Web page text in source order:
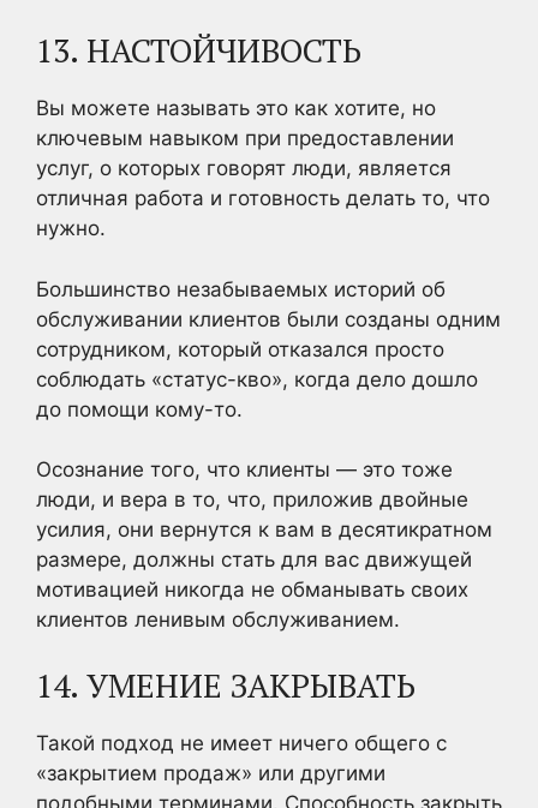
13. НАСТОЙЧИВОСТЬ
Вы можете называть это как хотите, но
ключевым навыком при предоставлении
услуг, о которых говорят люди, является
отличная работа и готовность делать то, что
нужно.
Большинство незабываемых историй об
обслуживании клиентов были созданы одним
сотрудником, который отказался просто
соблюдать «статус-кво», когда дело дошло
до помощи кому-то.
Осознание того, что клиенты — это тоже
люди, и вера в то, что, приложив двойные
усилия, они вернутся к вам в десятикратном
размере, должны стать для вас движущей
мотивацией никогда не обманывать своих
клиентов ленивым обслуживанием.
14. УМЕНИЕ ЗАКРЫВАТЬ
Такой подход не имеет ничего общего с
«закрытием продаж» или другими
подобными терминами. Способность закрыть